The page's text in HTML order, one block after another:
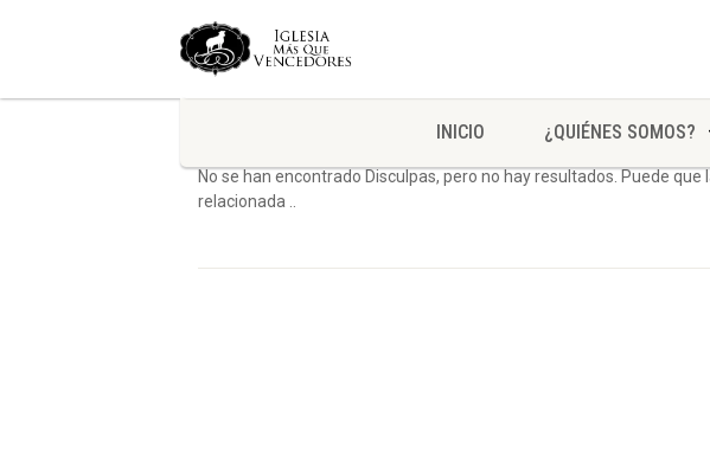
INICIO ¿QUIÉNES SOMOS?
No se han encontrado Disculpas, pero no hay resultados. Puede
relacionada ..